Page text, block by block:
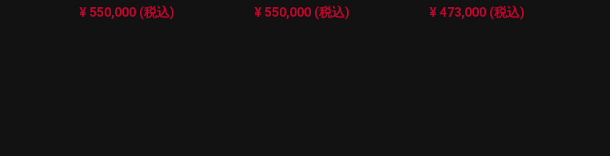
¥ 550,000 (税込) ¥ 550,000 (税込) ¥ 473,000 (税込)